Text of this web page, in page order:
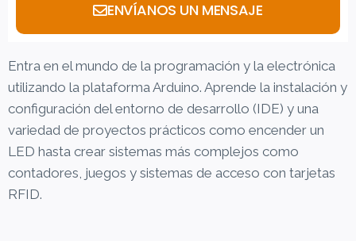
Entra en el mundo de la programación y la electrónica
utilizando la plataforma Arduino. Aprende la instalación y
configuración del entorno de desarrollo (IDE) y una
variedad de proyectos prácticos como encender un
LED hasta crear sistemas más complejos como
contadores, juegos y sistemas de acceso con tarjetas
RFID.
ENVÍANOS UN MENSAJE